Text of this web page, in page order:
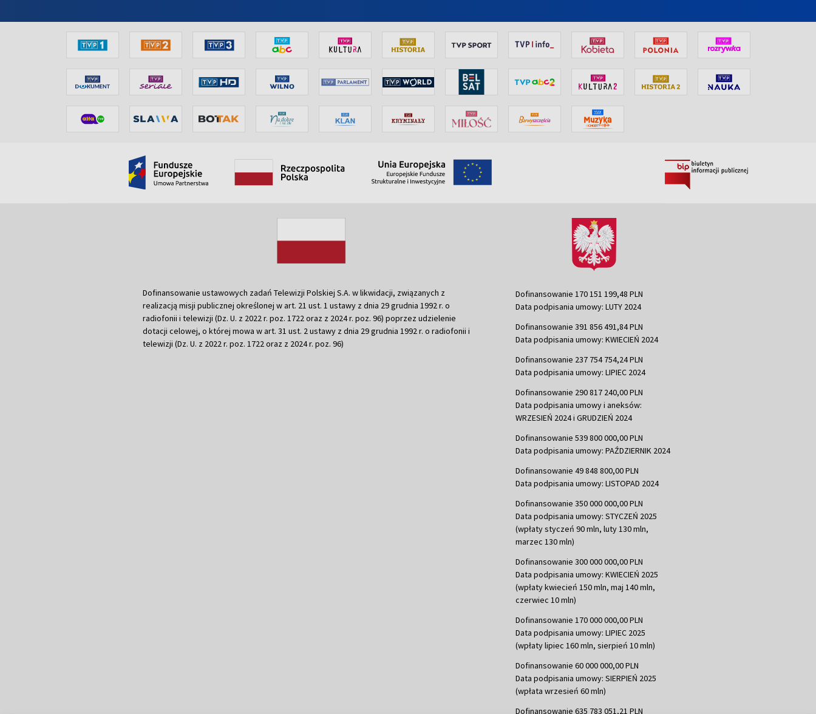
Dofinansowanie ustawowych zadań Telewizji Polskiej S.A. w likwidacji, związanych z
realizacją misji publicznej określonej w art. 21 ust. 1 ustawy z dnia 29 grudnia 1992 r. o
radiofonii i telewizji (Dz. U. z 2022 r. poz. 1722 oraz z 2024 r. poz. 96) poprzez udzielenie
dotacji celowej, o której mowa w art. 31 ust. 2 ustawy z dnia 29 grudnia 1992 r. o radiofonii i
telewizji (Dz. U. z 2022 r. poz. 1722 oraz z 2024 r. poz. 96)
Dofinansowanie 170 151 199,48 PLN
Data podpisania umowy: LUTY 2024
Dofinansowanie 391 856 491,84 PLN
Data podpisania umowy: KWIECIEŃ 2024
Dofinansowanie 237 754 754,24 PLN
Data podpisania umowy: LIPIEC 2024
Dofinansowanie 290 817 240,00 PLN
Data podpisania umowy i aneksów:
WRZESIEŃ 2024 i GRUDZIEŃ 2024
Dofinansowanie 539 800 000,00 PLN
Data podpisania umowy: PAŹDZIERNIK 2024
Dofinansowanie 49 848 800,00 PLN
Data podpisania umowy: LISTOPAD 2024
Dofinansowanie 350 000 000,00 PLN
Data podpisania umowy: STYCZEŃ 2025
(wpłaty styczeń 90 mln, luty 130 mln,
marzec 130 mln)
Dofinansowanie 300 000 000,00 PLN
Data podpisania umowy: KWIECIEŃ 2025
(wpłaty kwiecień 150 mln, maj 140 mln,
czerwiec 10 mln)
Dofinansowanie 170 000 000,00 PLN
Data podpisania umowy: LIPIEC 2025
(wpłaty lipiec 160 mln, sierpień 10 mln)
Dofinansowanie 60 000 000,00 PLN
Data podpisania umowy: SIERPIEŃ 2025
(wpłata wrzesień 60 mln)
Dofinansowanie 635 783 051,21 PLN